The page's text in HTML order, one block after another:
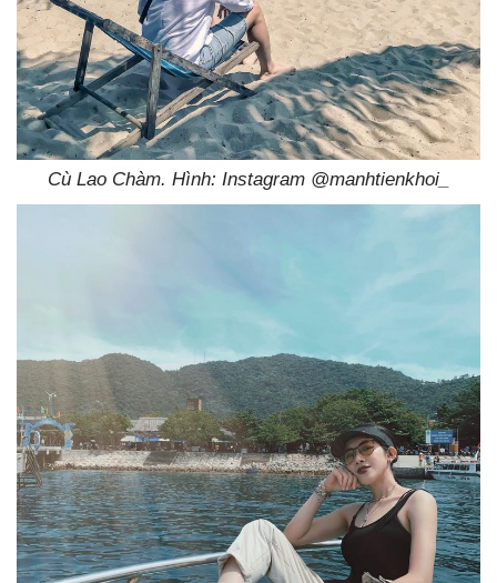
Cù Lao Chàm. Hình: Instagram @manhtienkhoi_